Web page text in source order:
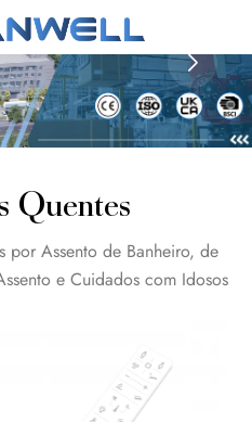
Quentes
por Assento de Banheiro, de
e Cuidados com Idosos